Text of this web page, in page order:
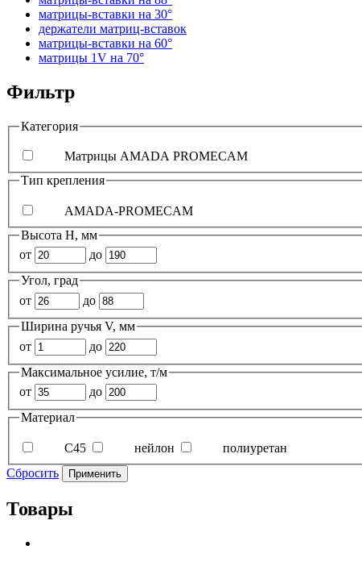
матрицы-вставки на 30°
держатели матриц-вставок
матрицы-вставки на 60°
матрицы 1V на 70°
Фильтр
Категория
Матрицы AMADA PROMECAM
Тип крепления
AMADA-PROMECAM
Высота H, мм
от
до
Угол, град
от
до
Ширина ручья V, мм
от
до
Максимальное усилие, т/м
от
до
Материал
C45 нейлон
полиуретан
Сбросить
Применить
Товары